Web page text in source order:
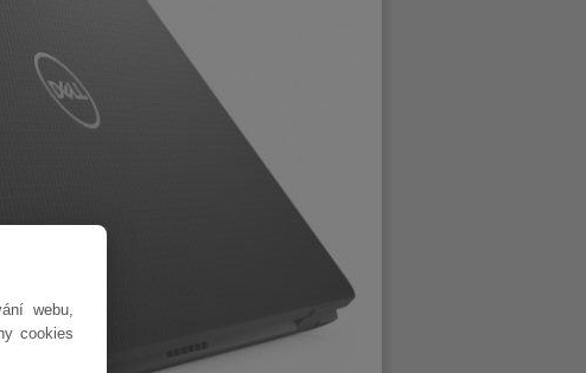
webu,
cookies